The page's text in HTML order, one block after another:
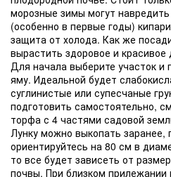
морозные зимы могут
(особенно в первые годы)
защита от холода. Как же
вырастить здоровое и красивое
Для начала выберите участок и
яму. Идеальной будет
суглинистые или супесчаные
подготовить самостоятельно,
торфа с 4 частями садовой
Лунку можно выкопать заранее,
ориентируйтесь на 80 см в
то все будет зависеть от
почвы. При близком прилежании